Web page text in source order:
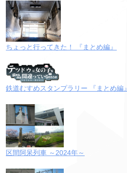
ちょっと行ってきた！ 『まとめ編』
鉄道むすめスタンプラリー 『まとめ編』
区間阿呆列車 ～2024年～